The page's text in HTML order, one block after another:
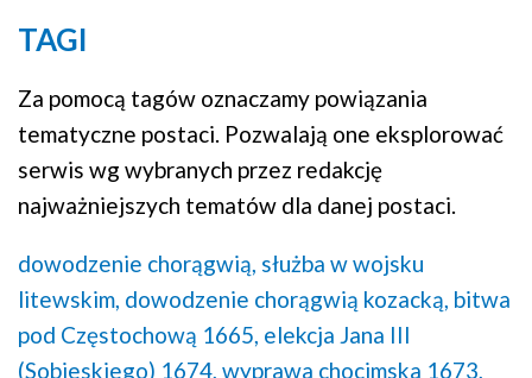
TAGI
Za pomocą tagów oznaczamy powiązania
tematyczne postaci. Pozwalają one eksplorować
serwis wg wybranych przez redakcję
najważniejszych tematów dla danej postaci.
dowodzenie chorągwią, służba w wojsku
litewskim, dowodzenie chorągwią kozacką, bitwa
pod Częstochową 1665, elekcja Jana III
(Sobieskiego) 1674, wyprawa chocimska 1673,